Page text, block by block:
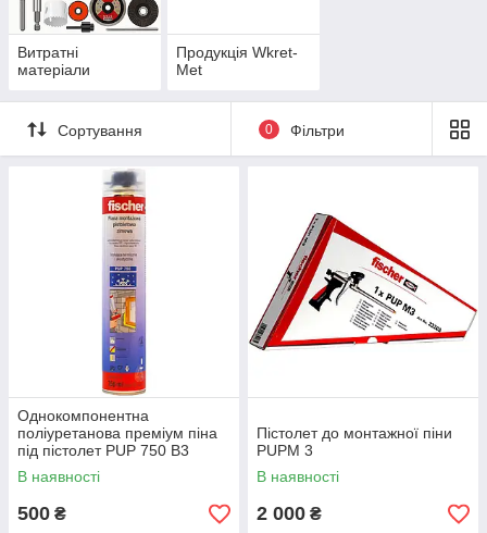
Витратні
матеріали
Продукція Wkret-
Met
Сортування 0 Фільтри
Однокомпонентна
поліуретанова преміум піна
під пістолет PUP 750 B3
(зимова монтажна піна),
522928
В наявності
500 ₴
Пістолет до монтажної піни
PUPM 3
В наявності
2 000 ₴